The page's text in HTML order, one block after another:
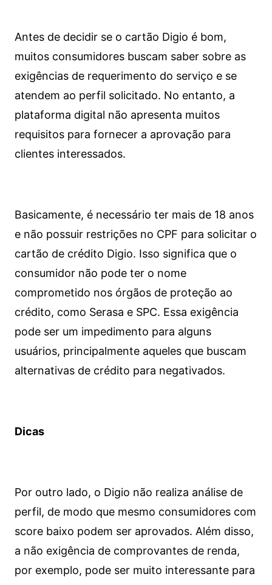
Antes de decidir se o cartão Digio é bom,
muitos consumidores buscam saber sobre as
exigências de requerimento do serviço e se
atendem ao perfil solicitado. No entanto, a
plataforma digital não apresenta muitos
requisitos para fornecer a aprovação para
clientes interessados.
Basicamente, é necessário ter mais de 18 anos
e não possuir restrições no CPF para solicitar o
cartão de crédito Digio. Isso significa que o
consumidor não pode ter o nome
comprometido nos órgãos de proteção ao
crédito, como Serasa e SPC. Essa exigência
pode ser um impedimento para alguns
usuários, principalmente aqueles que buscam
alternativas de crédito para negativados.
Dicas
Por outro lado, o Digio não realiza análise de
perfil, de modo que mesmo consumidores com
score baixo podem ser aprovados. Além disso,
a não exigência de comprovantes de renda,
por exemplo, pode ser muito interessante para